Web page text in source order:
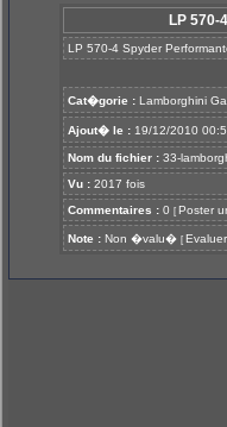
LP
LP 570-4 Spyder
Cat�gorie : Lamborghini
Ajout� le : 19/12/2010
Nom du fichier : 33-
Vu : 2017 fois
Commentaires : 0 [ Poster
Note : Non �valu� [ Evaluer